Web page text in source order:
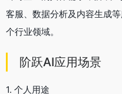
客服、数据分析及内容生成
个行业领域。
阶跃AI应用场景
1. 个人用途